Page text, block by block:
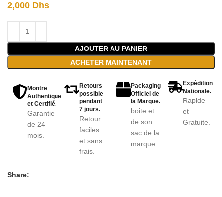
2,000 Dhs
AJOUTER AU PANIER
ACHETER MAINTENANT
Montre
Authentique
et Certifié.
Garantie
de 24
mois.
Retours
possible
pendant
7 jours.
Retour
faciles
et sans
frais.
Packaging
Officiel de
la Marque.
boite et
de son
sac de la
marque.
Expédition
Nationale.
Rapide
et
Gratuite.
Share: